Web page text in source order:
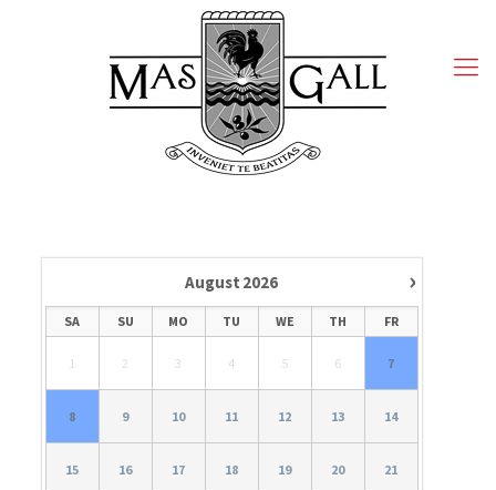
›
August 2026
SA SU MO TU WE TH FR
1 2 3 4 5 6 7
8 9 10 11 12 13 14
15 16 17 18 19 20 21